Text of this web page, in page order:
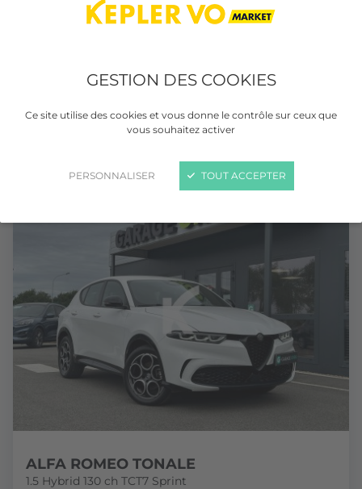
GESTION DES COOKIES
Ce site utilise des cookies et vous donne le contrôle sur ceux que
vous souhaitez activer
PERSONNALISER TOUT ACCEPTER
1.2 Ibrida 136 ch eDCT6
Essence Séquentielle
43 500 km
ALFA ROMEO TONALE
1.5 Hybrid 130 ch TCT7 Sprint